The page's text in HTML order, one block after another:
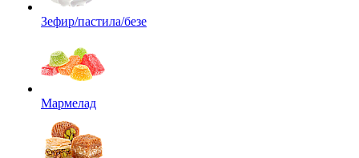
Зефир/пастила/безе
Мармелад